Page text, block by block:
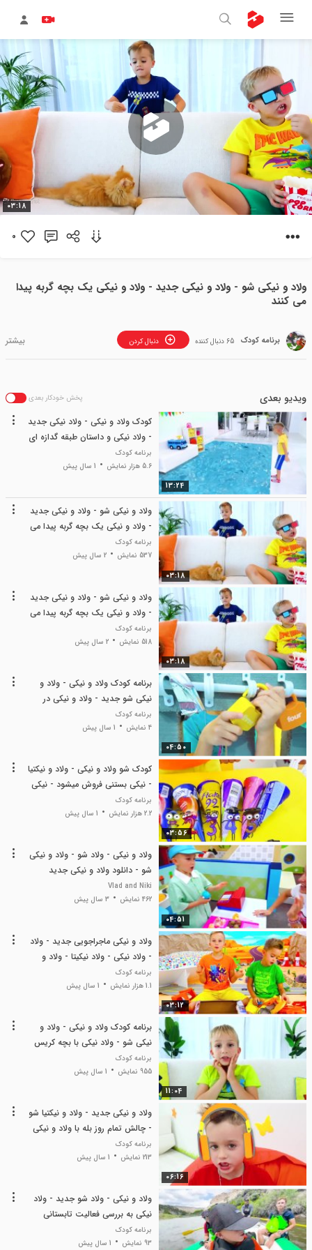
پخش
03:18
0
ولاد و نیکی شو - ولاد و نیکی جدید - ولاد و نیکی یک بچه گربه پیدا
می کنند
برنامه کودک دنبال کردن 65 دنبال کننده
ویدیو بعدی پخش خودکار بعدی
13:24
کودک ولاد و نیکی - ولاد نیکی جدید
- ولاد نیکی و داستان طبقه گدازه ای
- ولاد شو
برنامه کودک
5.6 هزار نمایش
1 سال پیش
03:18
ولاد و نیکی شو - ولاد و نیکی جدید
- ولاد و نیکی یک بچه گربه پیدا می
کنند
برنامه کودک
537 نمایش
2 سال پیش
03:18
ولاد و نیکی شو - ولاد و نیکی جدید
- ولاد و نیکی یک بچه گربه پیدا می
کنند
برنامه کودک
518 نمایش
2 سال پیش
04:50
برنامه کودک ولاد و نیکی - ولاد و
نیکی شو جدید - ولاد و نیکی در
چالش اتاق فرار
برنامه کودک
4 نمایش
1 سال پیش
03:56
کودک شو ولاد و نیکی - ولاد و نیکتیا
- نیکی بستنی فروش میشود - نیکی
و ولاد جدید
برنامه کودک
2.2 هزار نمایش
1 سال پیش
04:51
ولاد و نیکی - ولاد شو - ولاد و نیکی
شو - دانلود ولاد و نیکی جدید
Vlad and Niki
462 نمایش
3 سال پیش
03:12
ولاد و نیکی ماجراجویی جدید - ولاد
- ولاد نیکی - ولاد نیکیتا - ولاد و
نیکی جدید
برنامه کودک
1.1 هزار نمایش
1 سال پیش
11:04
برنامه کودک ولاد و نیکی - ولاد و
نیکی شو - ولاد نیکی با بچه کریس
بازی می کنند
برنامه کودک
955 نمایش
1 سال پیش
06:16
ولاد و نیکی جدید - ولاد و نیکتیا شو
- چالش تمام روز بله با ولاد و نیکی
برنامه کودک
213 نمایش
1 سال پیش
ولاد و نیکی - ولاد شو جدید - ولاد
نیکی به بررسی فعالیت تابستانی
کودکان میپردازند
برنامه کودک
93 نمایش
1 سال پیش